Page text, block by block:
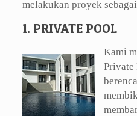
melakukan proyek
1. PRIVATE POOL
Kami
Private